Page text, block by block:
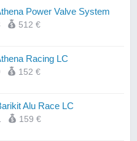
Power Valve System
512 €
Racing LC
152 €
Alu Race LC
159 €